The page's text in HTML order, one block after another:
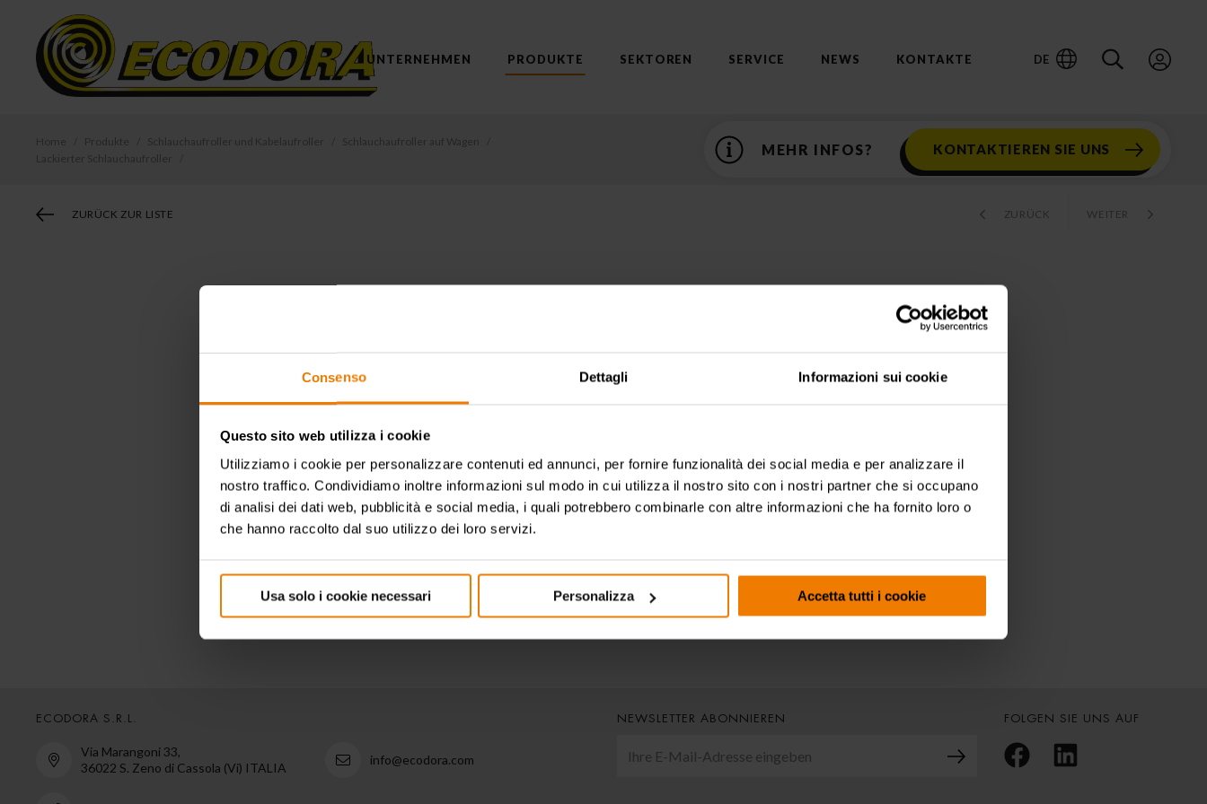
Consenso Dettagli Informazioni sui cookie
Questo sito web utilizza i cookie
Utilizziamo i cookie per personalizzare contenuti ed annunci, per fornire funzionalità dei social media e per analizzare il
nostro traffico. Condividiamo inoltre informazioni sul modo in cui utilizza il nostro sito con i nostri partner che si occupano
di analisi dei dati web, pubblicità e social media, i quali potrebbero combinarle con altre informazioni che ha fornito loro o
che hanno raccolto dal suo utilizzo dei loro servizi.
Usa solo i cookie necessari Personalizza Accetta tutti i cookie
UNTERNEHMEN PRODUKTE SEKTOREN SERVICE NEWS KONTAKTE DE
Home Produkte Schlauchaufroller und Kabelaufroller
Schlauchaufroller auf Wagen
Lackierter Schlauchaufroller
MEHR INFOS? KONTAKTIEREN SIE UNS
ZURÜCK ZUR LISTE ZURÜCK WEITER
EIGENSCHAFTEN
ECODORA S.R.L.
Via Marangoni 33,
36022 S. Zeno di Cassola (Vi) ITALIA
info@ecodora.com
NEWSLETTER ABONNIEREN FOLGEN SIE UNS AUF